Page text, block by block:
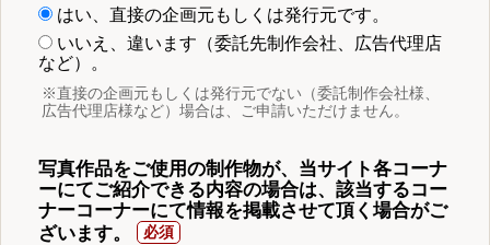
はい、直接の企画元もしくは発行元です。
いいえ、違います（委託先制作会社、広告代理店
など）。
※直接の企画元もしくは発行元でない（委託制作会社様、
広告代理店様など）場合は、ご申請いただけません。
写真作品をご使用の制作物が、当サイト各コーナ
ーにてご紹介できる内容の場合は、該当するコー
ナーコーナーにて情報を掲載させて頂く場合がご
ざいます。